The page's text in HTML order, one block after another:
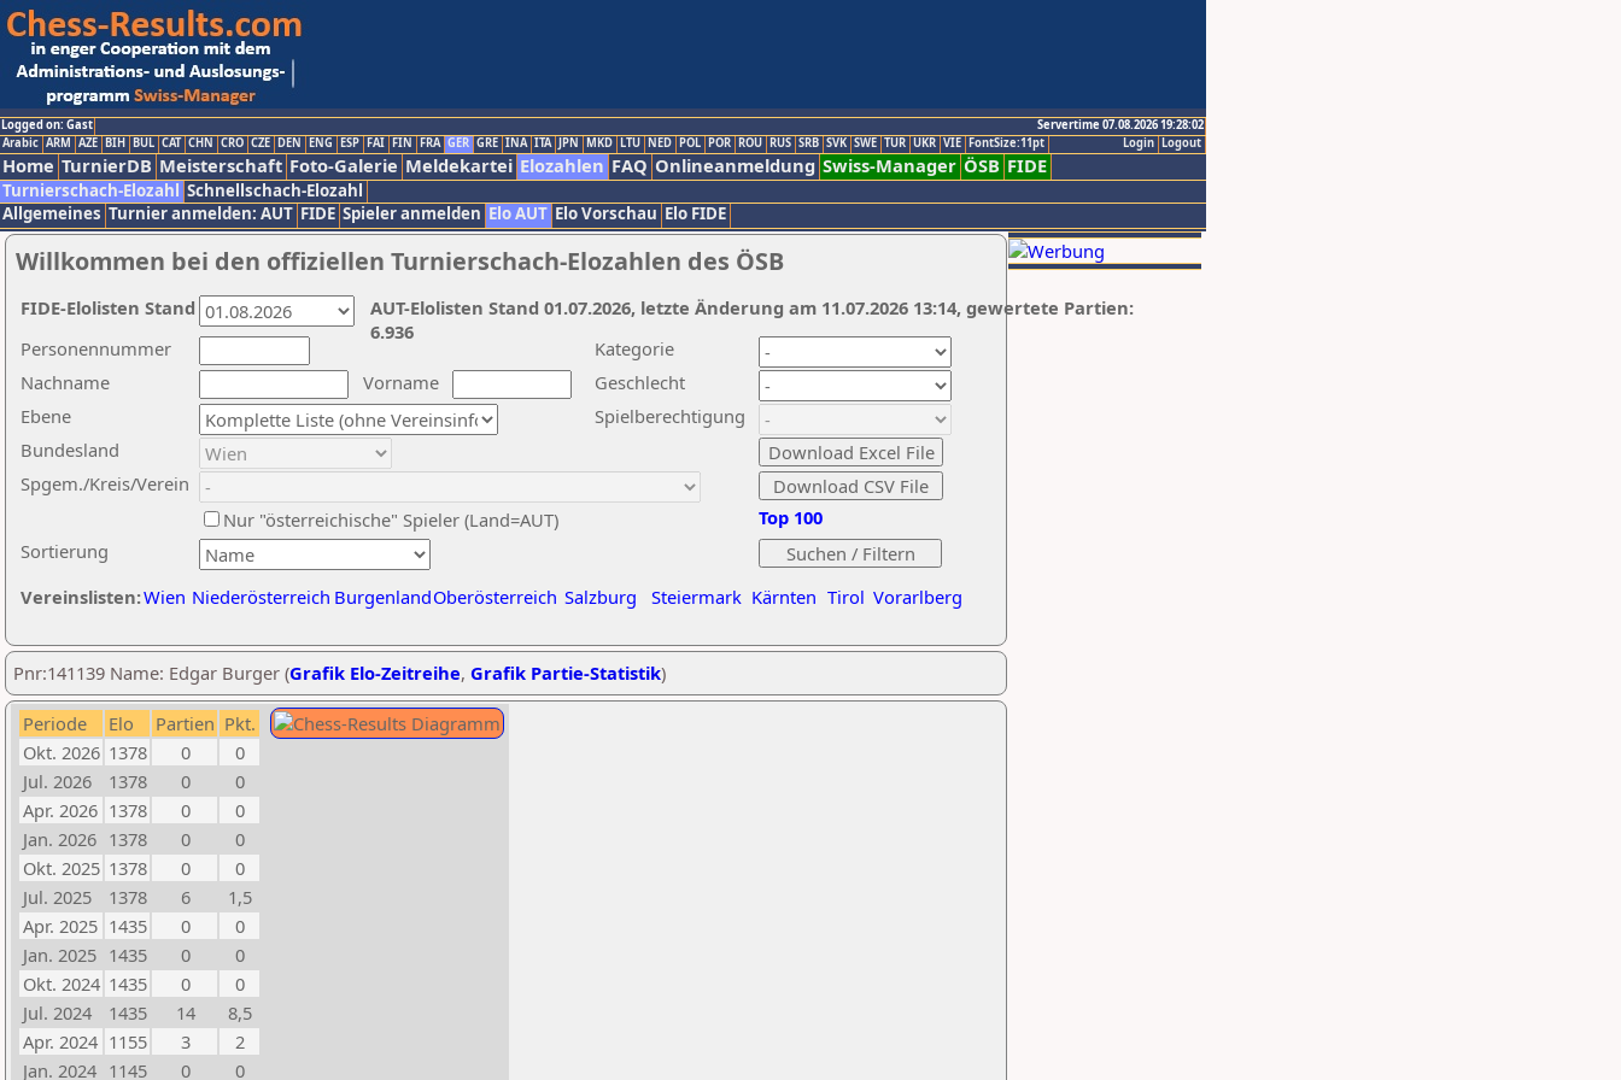
Logged on: Gast
Servertime 07.08.2026 19:28:02
Logout
Login
Arabic ARM AZE BIH BUL CAT CHN CRO CZE DEN ENG ESP FAI FIN FRA GER GRE INA ITA JPN MKD LTU NED POL POR ROU RUS SRB SVK SWE TUR UKR VIE FontSize:11pt
Home TurnierDB Meisterschaft Foto-Galerie Meldekartei Elozahlen FAQ Onlineanmeldung Swiss-Manager ÖSB FIDE
Turnierschach-Elozahl Schnellschach-Elozahl
Allgemeines Turnier anmelden: AUT FIDE Spieler anmelden Elo AUT Elo Vorschau Elo FIDE
Willkommen bei den offiziellen Turnierschach-Elozahlen des ÖSB
Nachname
Vorname
Ebene
Kategorie
Sortierung
Personennummer
Bundesland
Spgem./Kreis/Verein
Geschlecht
Nur "österreichische" Spieler (Land=AUT)
Spielberechtigung
Vereinslisten:Wien Niederösterreich BurgenlandOberösterreich Salzburg Steiermark Kärnten Tirol Vorarlberg
Top 100
AUT-Elolisten Stand 01.07.2026, letzte Änderung am 11.07.2026 13:14, gewertete Partien:
6.936
FIDE-Elolisten Stand
Pnr:141139 Name: Edgar Burger (Grafik Elo-Zeitreihe, Grafik Partie-Statistik)
Periode Elo Partien Pkt.
Okt. 2026 1378 0
0
Jul. 2026
1378 0
0
Apr. 2026 1378 0
0
Jan. 2026 1378 0
0
Okt. 2025 1378 0
0
Jul. 2025
1378 6
1,5
Apr. 2025 1435 0
0
Jan. 2025 1435 0
0
Okt. 2024 1435 0
0
Jul. 2024
1435 14
8,5
Apr. 2024 1155 3
2
Jan. 2024 1145 0 0